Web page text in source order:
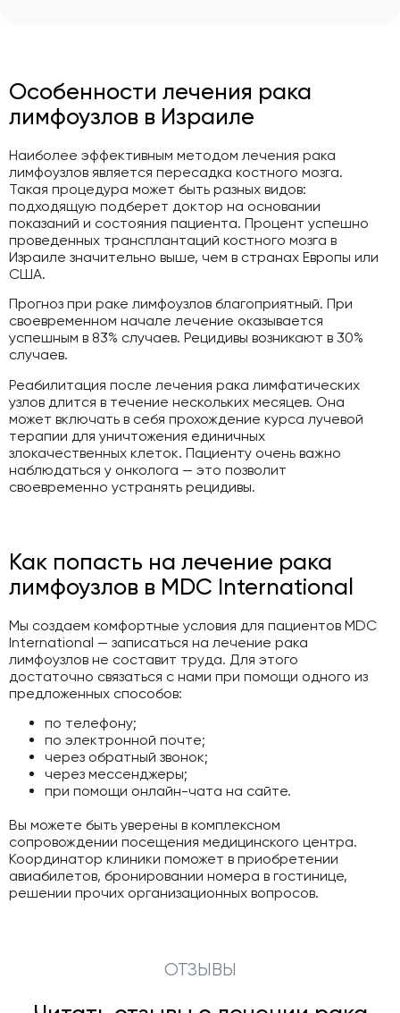
Особенности лечения рака
лимфоузлов в Израиле
Наиболее эффективным методом лечения рака
лимфоузлов является пересадка костного мозга.
Такая процедура может быть разных видов:
подходящую подберет доктор на основании
показаний и состояния пациента. Процент успешно
проведенных трансплантаций костного мозга в
Израиле значительно выше, чем в странах Европы или
США.
Прогноз при раке лимфоузлов благоприятный. При
своевременном начале лечение оказывается
успешным в 83% случаев. Рецидивы возникают в 30%
случаев.
Реабилитация после лечения рака лимфатических
узлов длится в течение нескольких месяцев. Она
может включать в себя прохождение курса лучевой
терапии для уничтожения единичных
злокачественных клеток. Пациенту очень важно
наблюдаться у онколога — это позволит
своевременно устранять рецидивы.
Как попасть на лечение рака
лимфоузлов в MDC International
Мы создаем комфортные условия для пациентов MDC
International — записаться на лечение рака
лимфоузлов не составит труда. Для этого
достаточно связаться с нами при помощи одного из
предложенных способов:
по телефону;
по электронной почте;
через обратный звонок;
через мессенджеры;
при помощи онлайн-чата на сайте.
Вы можете быть уверены в комплексном
сопровождении посещения медицинского центра.
Координатор клиники поможет в приобретении
авиабилетов, бронировании номера в гостинице,
решении прочих организационных вопросов.
ОТЗЫВЫ